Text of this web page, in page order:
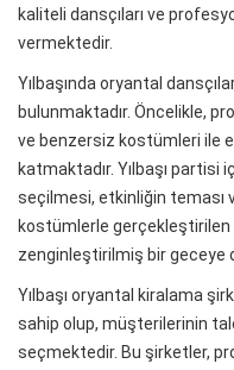
kaliteli dansçıları ve
vermektedir.
Yılbaşında oryantal
bulunmaktadır. Öncelikle,
ve benzersiz kostümleri ile
katmaktadır. Yılbaşı partisi
seçilmesi, etkinliğin teması
kostümlerle gerçekleştirilen
zenginleştirilmiş bir geceye
Yılbaşı oryantal kiralama
sahip olup, müşterilerinin
seçmektedir. Bu şirketler,